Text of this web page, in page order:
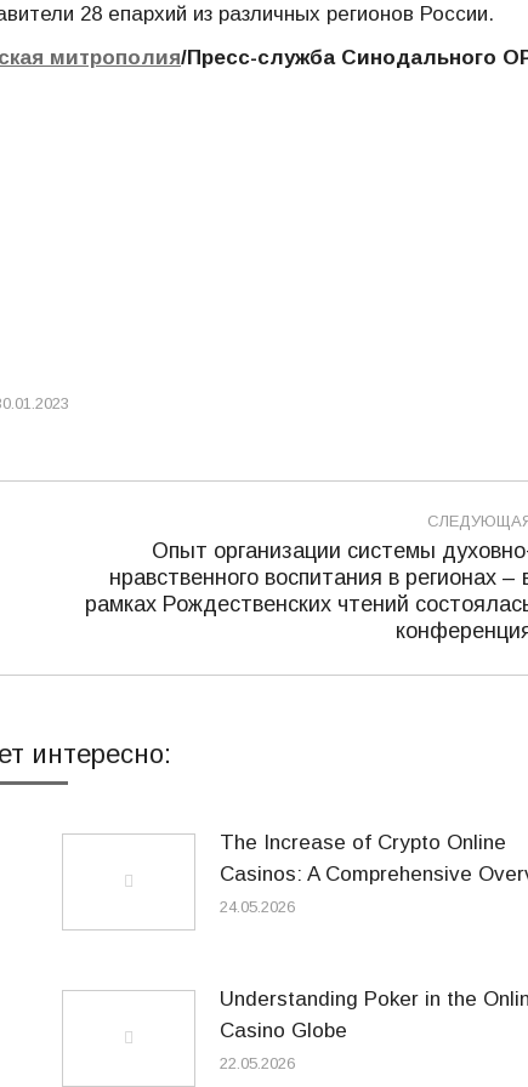
28 епархий из различных регионов России.
митрополия/Пресс-служба Синодального
Следующая
запись:
Опыт организации системы
нравственного воспитания в регионах –
рамках Рождественских чтений
интересно:
The Increase of Crypto Online
Casinos: A Comprehensive
24.05.2026
Understanding Poker in the
Casino Globe
22.05.2026